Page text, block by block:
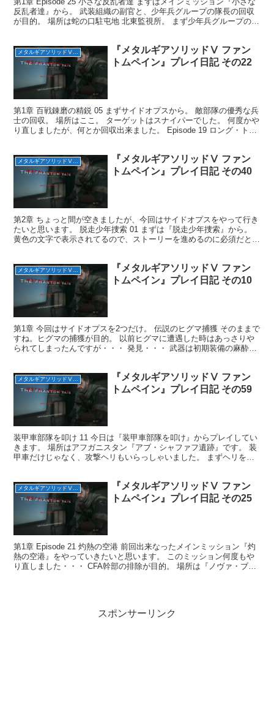
反乱者達』から。 武装組織の副官と、少年兵グループの隊長の回収
が目的。 場所は蛇の口駐屯地 北東監視所。 まず少年兵グループの隊
メタルギアソリッドⅤ ファントムペイン
『メタルギアソリッドⅤ ファン
トムペイン』プレイ日記 その22
第1章 百戦錬磨の精鋭 05 まずサイドオプスから。 敵部隊の優秀な兵
士の回収。 場所はここ。 ターゲットはスナイパーでした。 何度かや
り直しましたが、何とか回収出来ました。 Episode 19 ロング・トレ
メタルギアソリッドⅤ ファントムペイン
『メタルギアソリッドⅤ ファン
トムペイン』プレイ日記 その40
第2章 ちょっと間が空きましたが、今回はサイドオプスをやって行き
たいと思います。 脱走少年捜索 01 まずは『脱走少年捜索』から。
黄色の文字で表示されてるので、ストーリーを進めるのに必須だと思
メタルギアソリッドⅤ ファントムペイン
『メタルギアソリッドⅤ ファン
トムペイン』プレイ日記 その10
第1章 今回はサイドオプスを2つだけ。 伝説のヒグマ捕獲 そのままで
すね。ヒグマの捕獲が目的。 以前ヒグマに遭遇した時はあっさりや
られてしまったんですが・・・ 発見・・・ 武器は初期装備の麻酔銃
『メタルギアソリッドⅤ ファン
トムペイン』プレイ日記 その59
装甲車部隊を叩け 11 今日は『装甲車部隊を叩け』からプレイしてい
きます。 場所はアフガニスタン『アブ・シャファフ遺跡』です。 装
甲車だけじゃなく、攻撃ヘリもいらっしゃいました。 まずヘリを撃
『メタルギアソリッドⅤ ファン
トムペイン』プレイ日記 その25
第1章 Episode 21 灼熱の空港 前回出来なったメインミッション『灼
熱の空港』をやっていきたいと思います。 このミッション何度もや
り直しました・・・ CFA幹部の排除が目的。 場所は『ノヴァ・ブラ
スポンサーリンク